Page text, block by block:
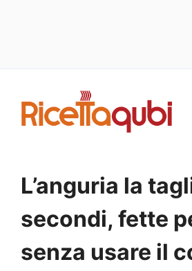
contenuto
L’anguria la
secondi, fette
senza usare il